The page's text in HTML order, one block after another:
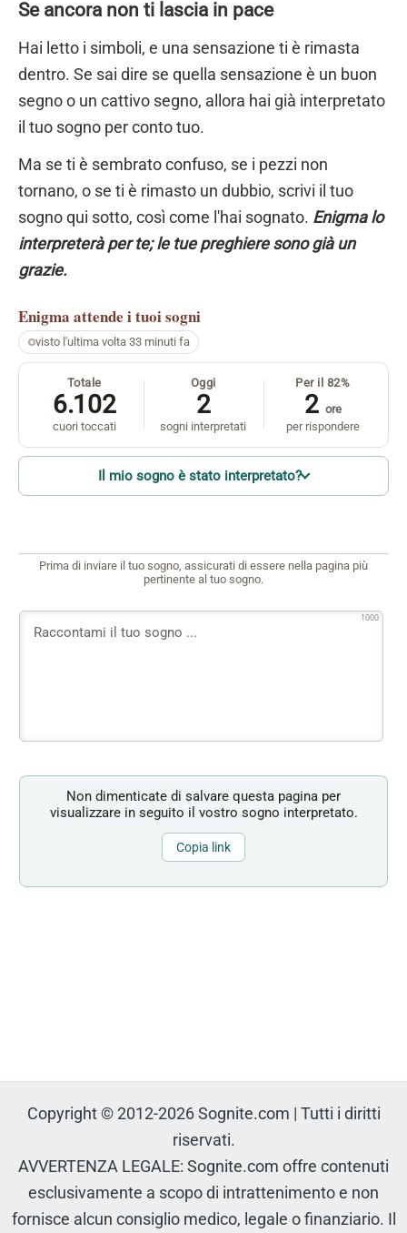
Se ancora non ti lascia in pace
Hai letto i simboli, e una sensazione ti è rimasta
dentro. Se sai dire se quella sensazione è un buon
segno o un cattivo segno, allora hai già interpretato
il tuo sogno per conto tuo.
Ma se ti è sembrato confuso, se i pezzi non
tornano, o se ti è rimasto un dubbio, scrivi il tuo
sogno qui sotto, così come l'hai sognato. Enigma lo
interpreterà per te; le tue preghiere sono già un
grazie.
Enigma attende i tuoi sogni
visto l'ultima volta 33 minuti fa
Totale
6.102
cuori toccati
Oggi
2
sogni interpretati
Per il 82%
2 ore
per rispondere
Il mio sogno è stato interpretato?
Prima di inviare il tuo sogno, assicurati di essere nella pagina più
pertinente al tuo sogno.
1000
Non dimenticate di salvare questa pagina per
visualizzare in seguito il vostro sogno interpretato.
Copia link
Copyright © 2012-2026 Sognite.com | Tutti i diritti
riservati.
AVVERTENZA LEGALE: Sognite.com offre contenuti
esclusivamente a scopo di intrattenimento e non
fornisce alcun consiglio medico, legale o finanziario. Il